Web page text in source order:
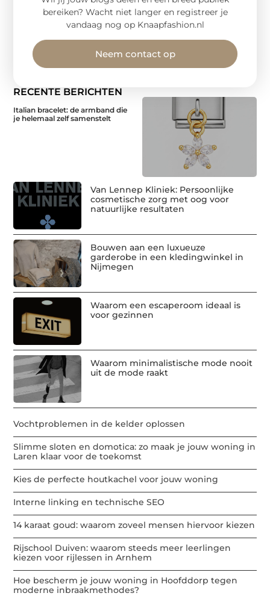
RECENTE BERICHTEN
Italian bracelet: de armband die
je helemaal zelf samenstelt
Van Lennep Kliniek: Persoonlijke
cosmetische zorg met oog voor
natuurlijke resultaten
Bouwen aan een luxueuze
garderobe in een kledingwinkel in
Nijmegen
Waarom een escaperoom ideaal is
voor gezinnen
Waarom minimalistische mode nooit
uit de mode raakt
Vochtproblemen in de kelder oplossen
Slimme sloten en domotica: zo maak je jouw woning in
Laren klaar voor de toekomst
Kies de perfecte houtkachel voor jouw woning
Interne linking en technische SEO
14 karaat goud: waarom zoveel mensen hiervoor kiezen
Rijschool Duiven: waarom steeds meer leerlingen
kiezen voor rijlessen in Arnhem
Hoe bescherm je jouw woning in Hoofddorp tegen
moderne inbraakmethodes?
bereiken? Wacht niet langer en registreer je
vandaag nog op Knaapfashion.nl
Neem contact op